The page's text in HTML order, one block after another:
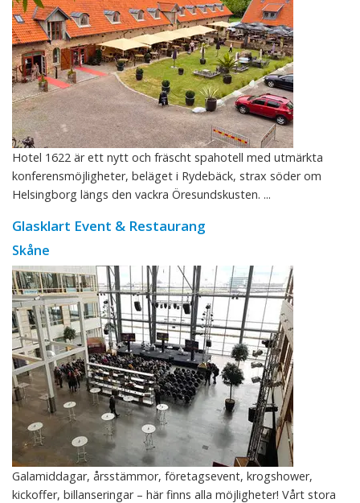
Hotel 1622 är ett nytt och fräscht spahotell med utmärkta
konferensmöjligheter, beläget i Rydebäck, strax söder om
Helsingborg längs den vackra Öresundskusten. ...
Glasklart Event & Restaurang
Skåne
Galamiddagar, årsstämmor, företagsevent, krogshower,
kickoffer, billanseringar – här finns alla möjligheter! Vårt stora